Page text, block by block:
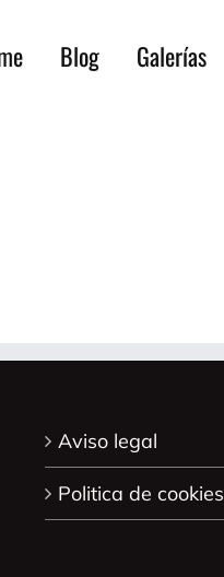
Blog Galerías
Aviso legal
Politica de cookies